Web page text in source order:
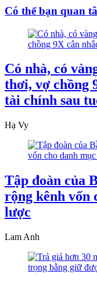
Có thể bạn quan
Có nhà, có
thơi, vợ chồng
tài chính sau
Hạ Vy
Tập đoàn của
rộng kênh vốn
lược
Lam Anh